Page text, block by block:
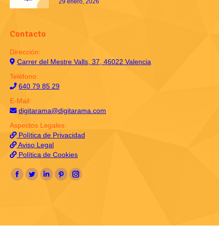
29 enero, 2026
Contacto
Dirección:
Carrer del Mestre Valls, 37, 46022 Valencia
Teléfono:
640 79 85 29
E-Mail:
digitarama@digitarama.com
Aspectos Legales:
Política de Privacidad
Aviso Legal
Política de Cookies
Encuéntranos en:
Facebook
TwitterLinkedinPinterestInstagram